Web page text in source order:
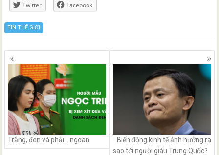
Twitter Facebook
TIN THẾ GIỚI
Posts
navigation
Trắng, đen và phải… ngoan
Biến động kinh tế ảnh hưởng ra
sao tới người giàu Trung Quốc?